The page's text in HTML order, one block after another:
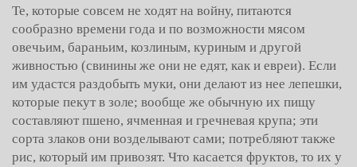
Те, которые совсем не ходят на войну, питаются
сообразно времени года и по возможности мясом
овечьим, бараньим, козлиным, куриным и другой
живностью (свинины же они не едят, как и евреи). Если
им удастся раздобыть муки, они делают из нее лепешки,
которые пекут в золе; вообще же обычную их пищу
составляют пшено, ячменная и гречневая крупа; эти
сорта злаков они возделывают сами; потребляют также
рис, который им привозят. Что касается фруктов, то их у